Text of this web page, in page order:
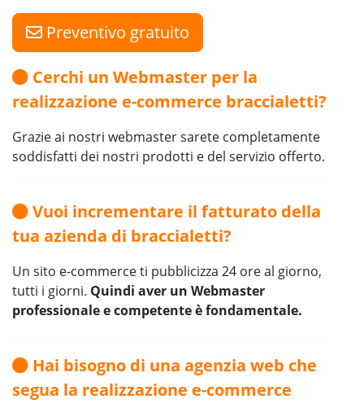
Preventivo gratuito
Cerchi un Webmaster per la
realizzazione e-commerce braccialetti?
Grazie ai nostri webmaster sarete completamente
soddisfatti dei nostri prodotti e del servizio offerto.
Vuoi incrementare il fatturato della
tua azienda di braccialetti?
Un sito e-commerce ti pubblicizza 24 ore al giorno,
tutti i giorni. Quindi aver un Webmaster
professionale e competente è fondamentale.
Hai bisogno di una agenzia web che
segua la realizzazione e-commerce